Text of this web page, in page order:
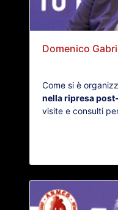
Domenico
Come si è
nella ripresa
visite e consulti